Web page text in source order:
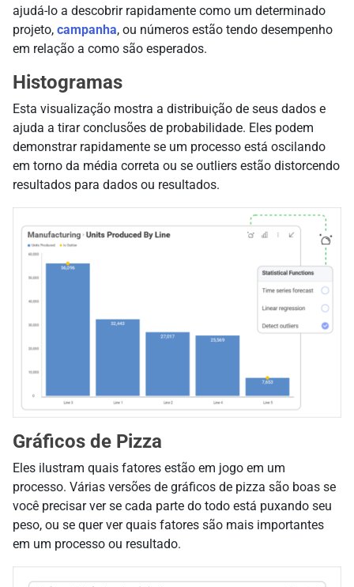
ajudá-lo a descobrir rapidamente como um determinado
projeto, campanha, ou números estão tendo desempenho
em relação a como são esperados.
Histogramas
Esta visualização mostra a distribuição de seus dados e
ajuda a tirar conclusões de probabilidade. Eles podem
demonstrar rapidamente se um processo está oscilando
em torno da média correta ou se outliers estão distorcendo
resultados para dados ou resultados.
Gráficos de Pizza
Eles ilustram quais fatores estão em jogo em um
processo. Várias versões de gráficos de pizza são boas se
você precisar ver se cada parte do todo está puxando seu
peso, ou se quer ver quais fatores são mais importantes
em um processo ou resultado.